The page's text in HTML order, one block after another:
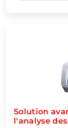
Solution
l'analyse